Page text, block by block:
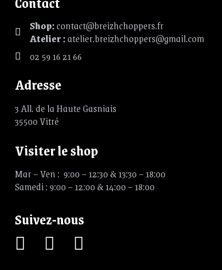
Shop:contact@breizhchoppers.fr
Atelier :atelier.breizhchoppers@gmail.com
02 59 16 21 66
Adresse
3 All. de la Haute Gasniais
35500 Vitré
Visiter le shop
Mar – Ven : 9:00 – 12:30 & 13:30 – 18:00
Samedi : 9:00 – 12:00 & 14:00 – 18:00
Suivez-nous